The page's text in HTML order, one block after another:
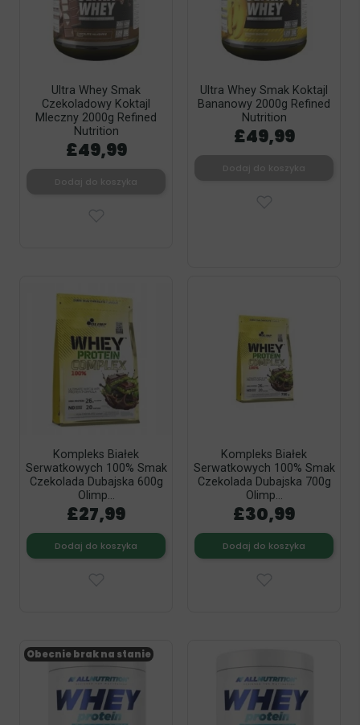
Ultra Whey Smak
Czekoladowy Koktajl
Mleczny 2000g Refined
Nutrition
£49,99
Ultra Whey Smak Koktajl
Bananowy 2000g Refined
Nutrition
£49,99
Kompleks Białek
Serwatkowych 100% Smak
Czekolada Dubajska 600g
Olimp...
£27,99
Dodaj do koszyka
Kompleks Białek
Serwatkowych 100% Smak
Czekolada Dubajska 700g
Olimp...
£30,99
Dodaj do koszyka
Obecnie brak na stanie